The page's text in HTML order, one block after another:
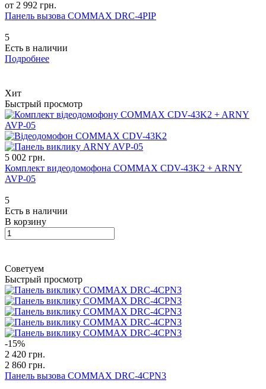
от 2 992 грн.
Панель вызова COMMAX DRC-4PIP
5
Есть в наличии
Подробнее
Хит
Быстрый просмотр
5 002 грн.
Комплект видеодомофона COMMAX CDV-43K2 + ARNY
AVP-05
5
Есть в наличии
В корзину
Советуем
Быстрый просмотр
-15%
2 420 грн.
2 860 грн.
Панель вызова COMMAX DRC-4CPN3